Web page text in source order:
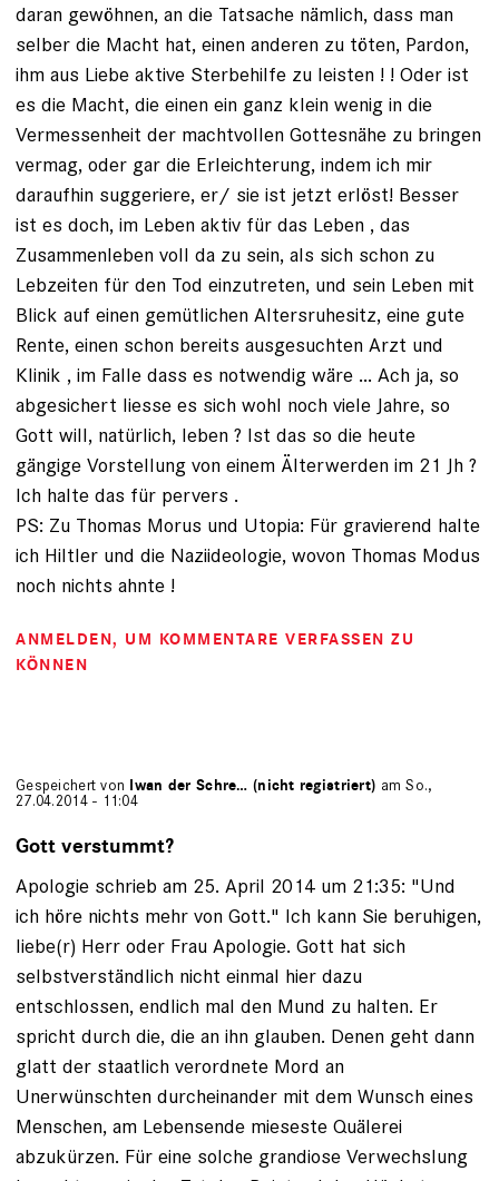
daran gewöhnen, an die Tatsache nämlich, dass man
selber die Macht hat, einen anderen zu töten, Pardon,
ihm aus Liebe aktive Sterbehilfe zu leisten ! ! Oder ist
es die Macht, die einen ein ganz klein wenig in die
Vermessenheit der machtvollen Gottesnähe zu bringen
vermag, oder gar die Erleichterung, indem ich mir
daraufhin suggeriere, er/ sie ist jetzt erlöst! Besser
ist es doch, im Leben aktiv für das Leben , das
Zusammenleben voll da zu sein, als sich schon zu
Lebzeiten für den Tod einzutreten, und sein Leben mit
Blick auf einen gemütlichen Altersruhesitz, eine gute
Rente, einen schon bereits ausgesuchten Arzt und
Klinik , im Falle dass es notwendig wäre ... Ach ja, so
abgesichert liesse es sich wohl noch viele Jahre, so
Gott will, natürlich, leben ? Ist das so die heute
gängige Vorstellung von einem Älterwerden im 21 Jh ?
Ich halte das für pervers .
PS: Zu Thomas Morus und Utopia: Für gravierend halte
ich Hiltler und die Naziideologie, wovon Thomas Modus
noch nichts ahnte !
ANMELDEN, UM KOMMENTARE VERFASSEN ZU
KÖNNEN
Gespeichert von Iwan der Schre… (nicht registriert) am So.,
27.04.2014 - 11:04
Gott verstummt?
Apologie schrieb am 25. April 2014 um 21:35: "Und
ich höre nichts mehr von Gott." Ich kann Sie beruhigen,
liebe(r) Herr oder Frau Apologie. Gott hat sich
selbstverständlich nicht einmal hier dazu
entschlossen, endlich mal den Mund zu halten. Er
spricht durch die, die an ihn glauben. Denen geht dann
glatt der staatlich verordnete Mord an
Unerwünschten durcheinander mit dem Wunsch eines
Menschen, am Lebensende mieseste Quälerei
abzukürzen. Für eine solche grandiose Verwechslung